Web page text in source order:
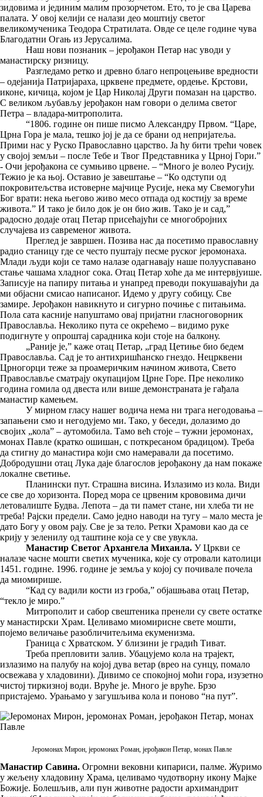
зидовима и јединим малим прозорчетом. Ето, то је сва Царева
палата. У овој келији се налази део моштију светог
великомученика Теодора Стратилата. Овде се целе године чува
Благодатни Огањ из Јерусалима.
Наш нови познаник – јерођакон Петар нас уводи у
манастирску ризницу.
Разгледамо ретко и древно благо непроцењиве вредности
– одејанија Патријараха, црквене предмете, ордење. Крстови,
иконе, кичица, којом је Цар Николај Други помазан на царство.
С великом љубављу јерођакон нам говори о делима светог
Петра – владара-митрополита.
“1806. године он пише писмо Александру Првом. “Царе,
Црна Гора је мала, тешко јој је да се брани од непријатеља.
Прими нас у Руско Православно царство. Ја ћу бити трећи човек
у својој земљи – после Тебе и Твог Представника у Црној Гори.”
- Очи јерођакона се сумњиво црвене. – “Много је волео Русију.
Тежио је ка њој. Оставио је завештање – “Ко одступи од
покровитељства истоверне мајчице Русије, нека му Свемогући
Бог врати: нека његово живо месо отпада од костију за време
живота.” И тако је било док је он био жив. Тако је и сад,”
радосно додаје отац Петар присећајући се многобројних
случајева из савременог живота.
Преглед је завршен. Позива нас да посетимо православну
радио станицу где се често пуштају песме руског јеромонаха.
Млади људи који се тамо налазе одагнавају наше полууспавано
стање чашама хладног сока. Отац Петар хоће да ме интервјуише.
Записује на папиру питања и унапред преводи покушавајући да
ми објасни смисао написаног. Идемо у другу собицу. Све
замире. Јерођакон навикнуто и сигурно почиње с питањима.
Пола сата касније напуштамо овај пријатни гласноговорник
Православља. Неколико пута се окрећемо – видимо руке
подигнуте у опроштај сарадника који стоје на балкону.
„Раније је,” каже отац Петар, „град Цетиње био бедем
Православља. Сад је то антихришћанско гнездо. Нецрквени
Црногорци теже за проамеричким начином живота, Свето
Православље сматрају окупацијом Црне Горе. Пре неколико
година гомила од двеста или више демонстраната је гађала
манастир камењем.
У мирном гласу нашег водича нема ни трага негодовања –
запањени смо и негодујемо ми. Тако, у беседи, долазимо до
својих „кола” – аутомобила. Тамо већ стоје – тужни јеромонах,
монах Павле (кратко ошишан, с поткресаном брадицом). Треба
да стигну до манастира који смо намеравали да посетимо.
Добродушни отац Лука даје благослов јерођакону да нам покаже
локалне светиње.
Планински пут. Страшна висина. Излазимо из кола. Види
се све до хоризонта. Поред мора се црвеним крововима дичи
летовалиште Будва. Лепота – да ти памет стане, ни хлеба ти не
треба! Рајски предели. Само једно наводи на тугу – мало места је
дато Богу у овом рају. Све је за тело. Ретки Храмови као да се
крију у зеленилу од таштине која се у све увукла.
Манастир Светог Архангела Михаила. У Цркви се
налазе часне мошти светих мученика, које су отровали католици
1451. године. 1996. године је земља у којој су почивале почела
да миомирише.
“Кад су вадили кости из гроба,” објашњава отац Петар,
“текло је миро.”
Митрополит и сабор свештеника пренели су свете остатке
у манастирски Храм. Целивамо миомирисне свете мошти,
појемо величање разобличитељима екуменизма.
Граница с Хрватском. У близини је градић Тиват.
Треба препловити залив. Убацујемо кола на трајект,
излазимо на палубу на којој дува ветар (врео на сунцу, помало
освежава у хладовини). Дивимо се спокојној моћи гора, изузетно
чистој тиркизној води. Вруће је. Много је вруће. Брзо
пристајемо. Урањамо у загушљива кола и поново “на пут”.
Јеромонах Мирон, јеромонах Роман, јерођакон Петар, монах Павле
Манастир Савина. Огромни вековни кипариси, палме. Журимо
у жељену хладовину Храма, целивамо чудотворну икону Мајке
Божије. Болешљив, али пун животне радости архимандрит